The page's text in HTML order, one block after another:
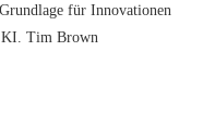
für Innovationen
KI. Tim Brown